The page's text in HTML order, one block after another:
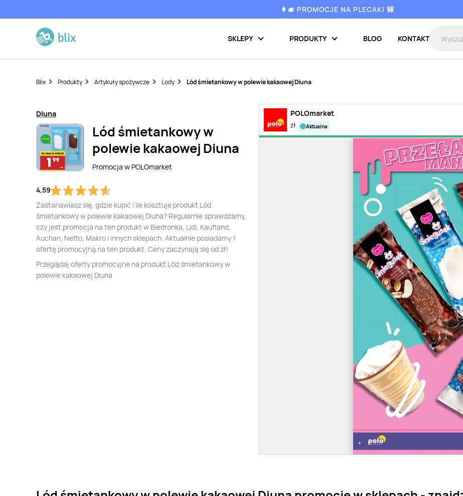
👩‍🎓 PROMOCJE NA PLECAKI 🎒
SKLEPY PRODUKTY BLOG KONTAKT
Blix Produkty Artykuły spożywcze Lody Lód śmietankowy w polewie kakaowej Diuna
Diuna
Lód śmietankowy w
polewie kakaowej Diuna
Promocja w POLOmarket
4,59
Zastanawiasz się, gdzie kupić i ile kosztuje produkt Lód
śmietankowy w polewie kakaowej Diuna? Regularnie sprawdzamy,
czy jest promocja na ten produkt w Biedronka, Lidl, Kaufland,
Auchan, Netto, Makro i innych sklepach. Aktualnie posiadamy 1
ofertę promocyjną na ten produkt. Ceny zaczynają się od zł!
Przeglądaj oferty promocyjne na produkt Lód śmietankowy w
polewie kakaowej Diuna
POLOmarket
zł aktualna